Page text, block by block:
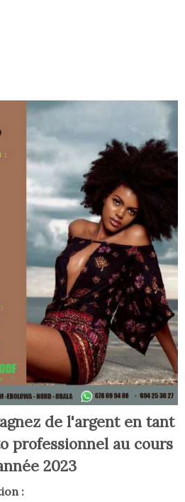
de l'argent en tant
professionnel au cours
année 2023
: